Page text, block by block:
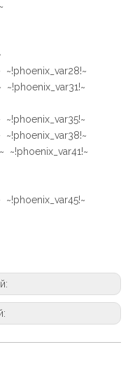
~!phoenix_var28!~
~!phoenix_var31!~
~!phoenix_var35!~
~!phoenix_var38!~
~!phoenix_var41!~
~!phoenix_var45!~